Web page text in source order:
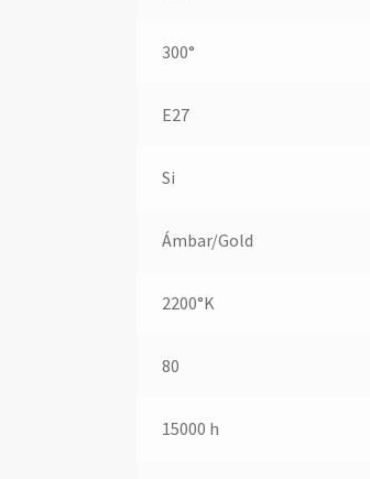
300°
E27
Si
Ámbar/Gold
2200°K
80
15000 h